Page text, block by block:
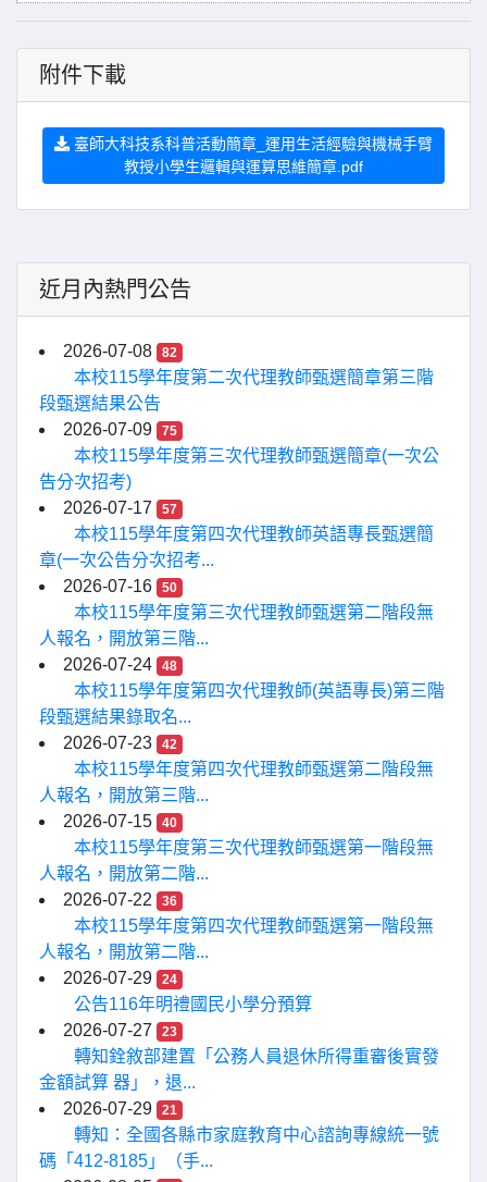
附件下載
臺師大科技系科普活動簡章_運用生活經驗與機械手臂
教授小學生邏輯與運算思維簡章.pdf
近月內熱門公告
2026-07-08 82
本校115學年度第二次代理教師甄選簡章第三階
段甄選結果公告
2026-07-09
75
本校115學年度第三次代理教師甄選簡章(一次公
告分次招考)
2026-07-17
57
本校115學年度第四次代理教師英語專長甄選簡
章(一次公告分次招考...
2026-07-16
50
本校115學年度第三次代理教師甄選第二階段無
人報名，開放第三階...
2026-07-24
48
本校115學年度第四次代理教師(英語專長)第三階
段甄選結果錄取名...
2026-07-23
42
本校115學年度第四次代理教師甄選第二階段無
人報名，開放第三階...
2026-07-15
40
本校115學年度第三次代理教師甄選第一階段無
人報名，開放第二階...
2026-07-22
36
本校115學年度第四次代理教師甄選第一階段無
人報名，開放第二階...
2026-07-29
24
公告116年明禮國民小學分預算
2026-07-27
23
轉知銓敘部建置「公務人員退休所得重審後實發
金額試算 器」，退...
2026-07-29
21
轉知：全國各縣市家庭教育中心諮詢專線統一號
碼「412-8185」（手...